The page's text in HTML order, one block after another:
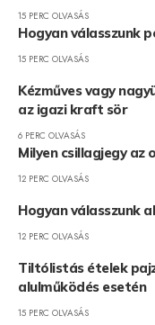
15 PERC OLVASÁS
Hogyan válasszunk
15 PERC OLVASÁS
Kézműves vagy
az igazi kraft sör
6 PERC OLVASÁS
Milyen csillagjegy az
12 PERC OLVASÁS
Hogyan válasszunk
12 PERC OLVASÁS
Tiltólistás ételek
alulműködés esetén
15 PERC OLVASÁS